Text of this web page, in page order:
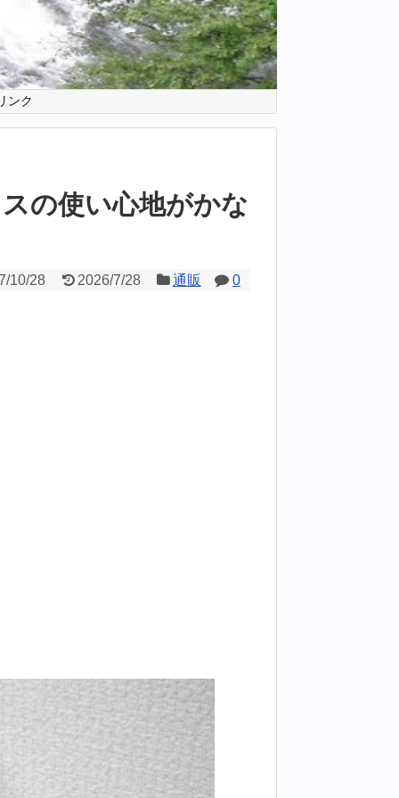
ンク
の使い心地がかな
10/28 2026/7/28 通販 0